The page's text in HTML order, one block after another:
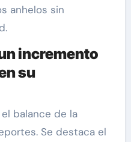
anhelos sin
incremento
su
balance de la
Se destaca el